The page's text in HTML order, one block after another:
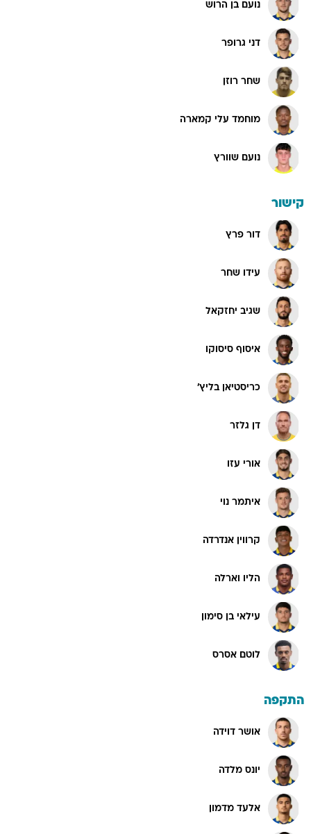
נועם בן הרוש
דני גרופר
שחר רוזן
מוחמד עלי קמארה
נועם שוורץ
קישור
דור פרץ
עידו שחר
שגיב יחזקאל
איסוף סיסוקו
כריסטיאן בליץ'
דן גלזר
אורי עזו
איתמר נוי
קרווין אנדרדה
הליו וארלה
עילאי בן סימון
לוטם אסרס
התקפה
אושר דוידה
יונס מלדה
אלעד מדמון